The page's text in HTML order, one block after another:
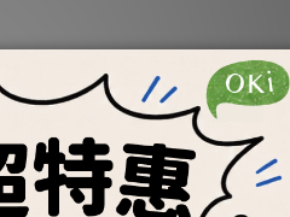
OKi Raw and Bone
Patties